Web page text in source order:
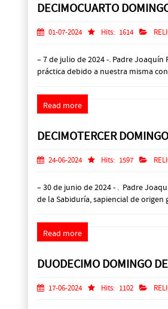
DECIMOCUARTO
01-07-2024 Hits: 1614
– 7 de julio de 2024 -. Padre
práctica debido a nuestra misma
Read more
DECIMOTERCER
24-06-2024 Hits: 1597
– 30 de junio de 2024 - . Padre
de la Sabiduría, sapiencial de
Read more
DUODECIMO DOMINGO
17-06-2024 Hits: 1102